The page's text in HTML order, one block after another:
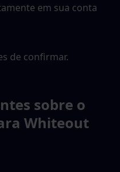
em sua conta
de confirmar.
sobre o
Whiteout